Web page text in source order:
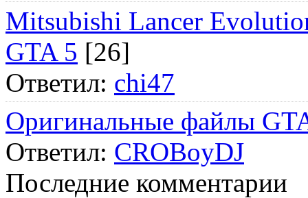
Mitsubishi Lancer
GTA 5 [26]
Ответил: chi47
Оригинальные файлы
Ответил: CROBoyDJ
Последние комментарии